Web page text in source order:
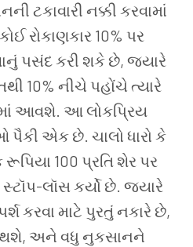
ટકાવારી નક્કી કરવામાં
કોઈ રોકાણકાર 10% પર
પસંદકરી શકે છે, જ્યારે
10% નીચે પહોંચે ત્યારે
આવશે. આલોકપ્રિય
પૈકી એક છે. ચાલો ધારો કે
રૂપિયા 100 પ્રતિશેર પર
સ્ટૉપ-લૉસકર્યો છે. જ્યારે
કરવા માટે પુરતુંનકારે છે,
, અને વધુ નુકસાનને